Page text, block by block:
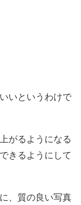
いというわけで
がるようになる
きるようにして
に、質の良い写真